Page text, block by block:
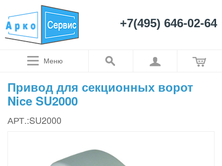
+7(495) 646-02-64
Меню
Привод для секционных ворот
Nice SU2000
АРТ.:SU2000